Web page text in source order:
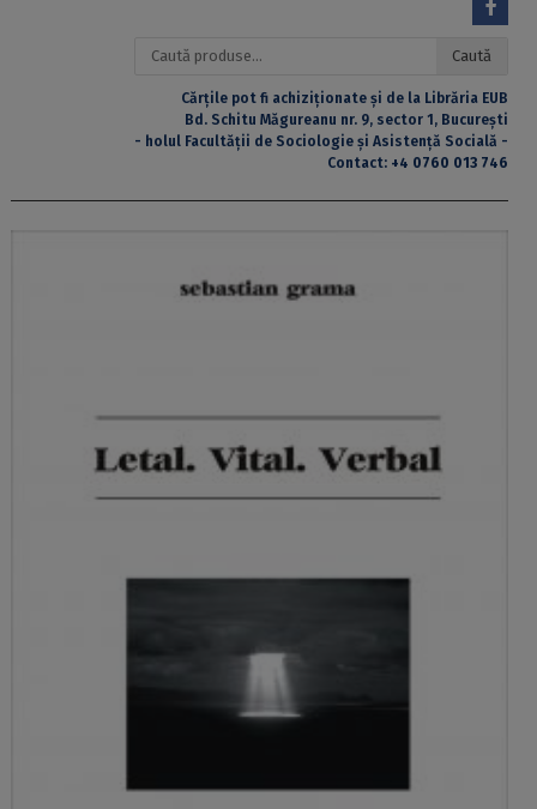
Caută
Caută
Cărțile pot fi achiziționate și de la Librăria EUB
Bd. Schitu Măgureanu nr. 9, sector 1, București
- holul Facultății de Sociologie și Asistență Socială -
Contact: +4 0760 013 746